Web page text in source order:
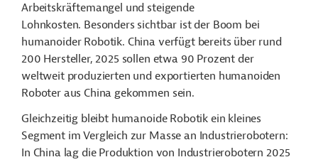
Arbeitskräftemangel und steigende
Lohnkosten. Besonders sichtbar ist der Boom bei
humanoider Robotik. China verfügt bereits über rund
200 Hersteller, 2025 sollen etwa 90 Prozent der
weltweit produzierten und exportierten humanoiden
Roboter aus China gekommen sein.
Gleichzeitig bleibt humanoide Robotik ein kleines
Segment im Vergleich zur Masse an Industrierobotern:
In China lag die Produktion von Industrierobotern 2025